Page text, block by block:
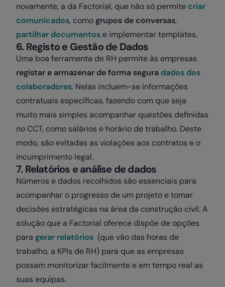
novamente, a da Factorial, que não só permite criar
comunicados, como grupos de conversas,
partilhar documentos e implementar templates.
6. Registo e Gestão de Dados
Uma boa ferramenta de RH permite às empresas
registar e armazenar de forma segura dados dos
colaboradores. Nelas incluem-se informações
contratuais específicas, fazendo com que seja
muito mais simples acompanhar questões definidas
no CCT, como salários e horário de trabalho. Deste
modo, são evitadas as violações aos contratos e o
incumprimento legal.
7. Relatórios e análise de dados
Números e dados recolhidos são essenciais para
acompanhar o progresso de um projeto e tomar
decisões estratégicas na área da construção civil. A
solução que a Factorial oferece dispõe de opções
para gerar relatórios (que vão das horas de
trabalho, a KPIs de RH) para que as empresas
possam monitorizar facilmente e em tempo real as
suas equipas.